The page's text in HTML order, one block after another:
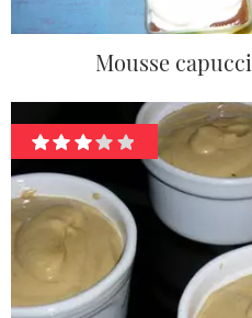
Mousse